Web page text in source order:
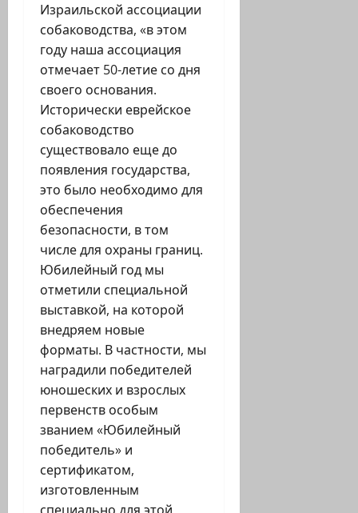
Израильской ассоциации
собаководства, «в этом
году наша ассоциация
отмечает 50-летие со дня
своего основания.
Исторически еврейское
собаководство
существовало еще до
появления государства,
это было необходимо для
обеспечения
безопасности, в том
числе для охраны границ.
Юбилейный год мы
отметили специальной
выставкой, на которой
внедряем новые
форматы. В частности, мы
наградили победителей
юношеских и взрослых
первенств особым
званием «Юбилейный
победитель» и
сертификатом,
изготовленным